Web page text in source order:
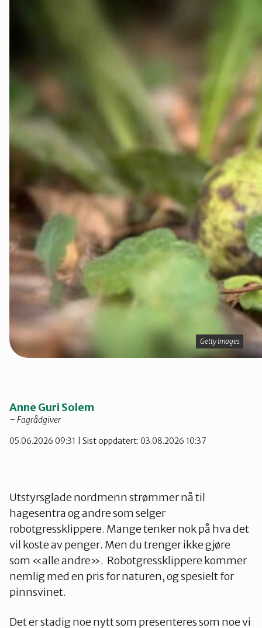
Trøndelag
Telemark
Vestfold
Østfold
Rogaland
Getty Images
Getty Images
Anne Guri Solem
– Fagrådgiver
05.06.2026 09:31
| Sist oppdatert: 03.08.2026 10:37
Utstyrsglade nordmenn strømmer nå til
hagesentra og andre som selger
robotgressklippere. Mange tenker nok på hva det
vil koste av penger. Men du trenger ikke gjøre
som «alle andre». Robotgressklippere kommer
nemlig med en pris for naturen, og spesielt for
pinnsvinet.
Det er stadig noe nytt som presenteres som noe vi